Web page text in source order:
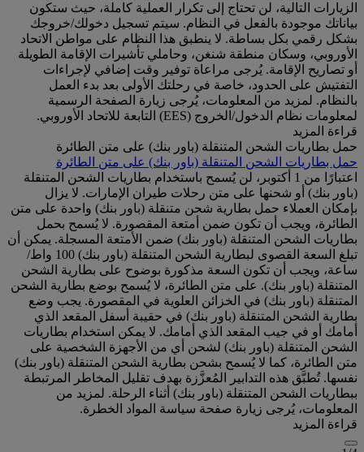
الزيارات التالية، لن تحتاج إلى تكرار العملية كاملة، حيث ستكون
بياناتك موجودة بالفعل في النظام. سيتم تسجيل دخولك/خروجك
بشكل رقمي بكل بساطة. لا ينطبق هذا النظام على مواطن الاتحاد
الأوروبي، وسكان منطقة شنغن، وحاملي تأشيرات الإقامة الطويلة
أو تصاريح الإقامة. يُرجى مراعاة توفير وقت إضافي لإجراءات
التفتيش على الحدود، خاصة في رحلتك الأولى بعد بدء العمل
بالنظام. لمزيد من المعلومات، يُرجى زيارة الصفحة الرسمية
لمعلومات نظام الدخول/الخروج (EES) التابعة للاتحاد الأوروبي.
قراءة المزيد
حمل بطاريات الشحن المتنقلة (باور بنك) على متن الطائرة
حمل بطاريات الشحن المتنقلة (باور بنك) على متن الطائرة
اعتبارًا من 1 أكتوبر، لن يُسمح باستخدام بطاريات الشحن المتنقلة
(باور بنك) أو شحنها على متن رحلات طيران الإمارات. لا يزال
بإمكان العملاء حمل بطارية شحن متنقلة (باور بنك) واحدة على متن
الطائرة، ويجب أن تكون ضمن أمتعة المقصورة. لا يُسمح بحمل
بطاريات الشحن المتنقلة (باور بنك) ضمن الأمتعة المسجلة. يمكن أن
تبلغ السعة القصوى لبطارية الشحن المتنقلة (باور بنك) 100 واط/
ساعة، ويجب أن تكون السعة مذكورة بوضوح على بطارية الشحن
المتنقلة (باور بنك). على متن الطائرة، لا يُسمح بوضع بطارية الشحن
المتنقلة (باور بنك) في الخزائن العلوية في المقصورة. يجب وضع
بطارية الشحن المتنقلة (باور بنك) في حقيبة أسفل المقعد الذي
أمامك أو في جيب المقعد الذي أمامك. لا يمكن استخدام بطاريات
الشحن المتنقلة (باور بنك) لشحن أي من الأجهزة الشخصية على
متن الطائرة، كما لا يُسمح بشحن بطارية الشحن المتنقلة (باور بنك)
نفسها. تُطبَّق هذه التدابير المُعزَّزة بهدف تقليل المخاطر المرتبطة
ببطاريات الشحن المتنقلة (باور بنك) أثناء الرحلة. لمزيد من
المعلومات، يُرجى زيارة صفحة سياسة المواد الخطرة.
قراءة المزيد